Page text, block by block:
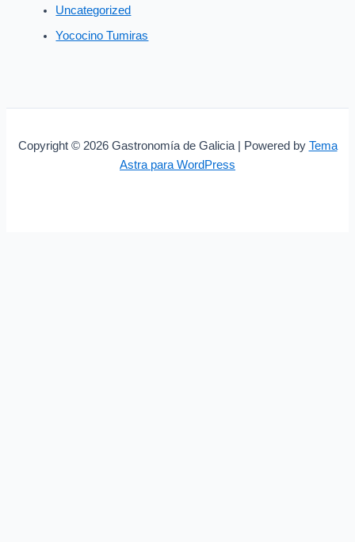
Uncategorized
Yococino Tumiras
Copyright © 2026 Gastronomía de Galicia | Powered by Tema
Astra para WordPress